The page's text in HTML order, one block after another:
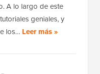
A lo largo de este
geniales, y
los… Leer más »